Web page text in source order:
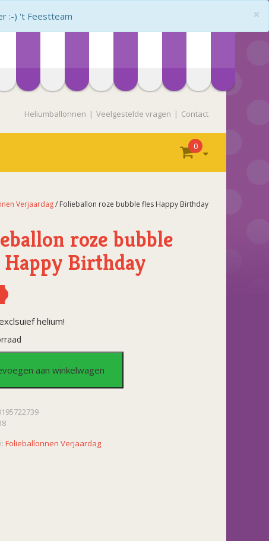
×
:-) 't Feestteam
Heliumballonnen Veelgestelde vragen Contact
0
Verjaardag/ Folieballon roze bubble fles Happy Birthday
roze bubble
Birthday
helium!
aan winkelwagen
Folieballonnen Verjaardag